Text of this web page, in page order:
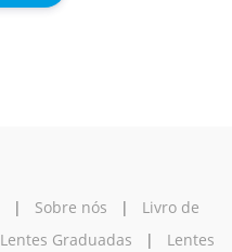
| Sobre nós | Livro de
Lentes Graduadas | Lentes